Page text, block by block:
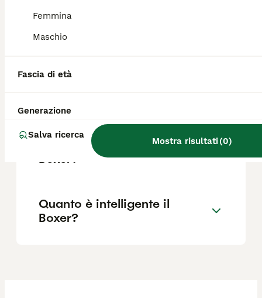
Femmina
Maschio
Fascia di età
Generazione
Salva ricerca
Mostra risultati(0)
Quali sono i difetti del
Quanto vive in media un
Boxer?
Quanto è intelligente il
Boxer?